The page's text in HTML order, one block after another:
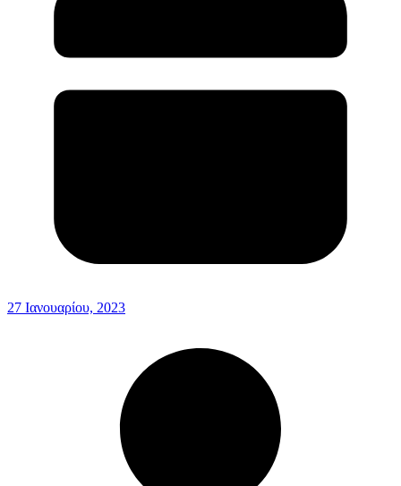
27 Ιανουαρίου, 2023